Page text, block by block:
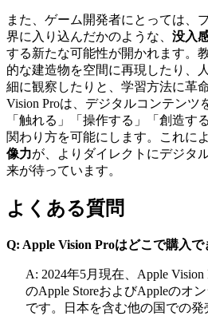
また、ゲーム開発者にとっては、
界に入り込んだかのような、 没入
する新たな可能性が開かれます。
的な建造物を空間に再現したり、
細に観察したりと、学習方法に革
Vision Proは、デジタルコンテンツ
「触れる」「操作する」「創造す
関わり方を可能にします。これによ
像力が、よりダイレクトにデジタ
来が待っています。
よくある質問
Q: Apple Vision Proはどこで購入で
A: 2024年5月現在、Apple
のApple StoreおよびAppleのオ
です。日本を含む他の国での